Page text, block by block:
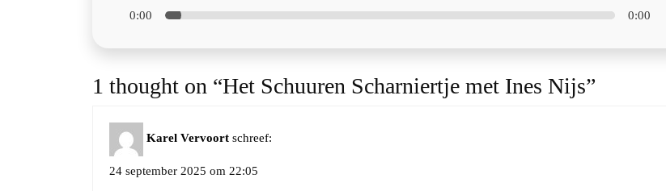
0:00 0:00
1 thought on “Het Schuuren Scharniertje met Ines Nijs”
Karel Vervoort schreef:
24 september 2025 om 22:05